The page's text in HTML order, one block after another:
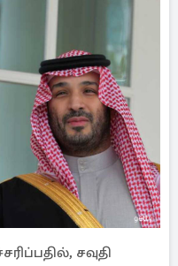
சவுதி